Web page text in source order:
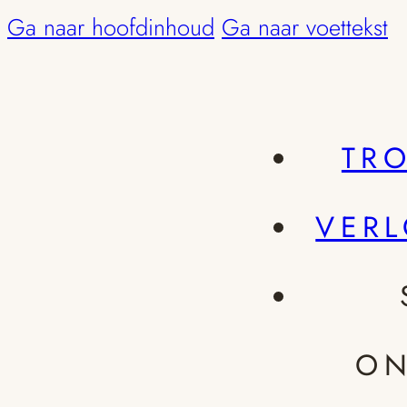
Ga naar hoofdinhoud Ga naar voettekst